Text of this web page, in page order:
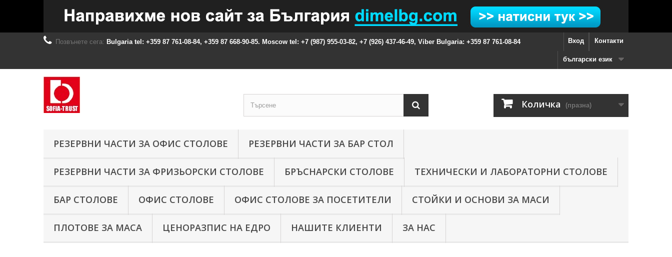
Контакти
Позвънете сега: Bulgaria tel: +359 87 761-08-84, +359 87 668-90-85. Moscow tel: +7 (987) 955-03-82, +7 (926) 437-46-49, Viber Bulgaria: +359 87 761-08-84 Вход
български език
Количка (празна)
РЕЗЕРВНИ ЧАСТИ ЗА ОФИС СТОЛОВЕ РЕЗЕРВНИ ЧАСТИ ЗА БАР СТОЛ
РЕЗЕРВНИ ЧАСТИ ЗА ФРИЗЬОРСКИ СТОЛОВЕ БРЪСНАРСКИ СТОЛОВЕ ТЕХНИЧЕСКИ И ЛАБОРАТОРНИ СТОЛОВЕ
БАР СТОЛОВЕ ОФИС СТОЛОВЕ ОФИС СТОЛОВЕ ЗА ПОСЕТИТЕЛИ СТОЙКИ И ОСНОВИ ЗА МАСИ
ПЛОТОВЕ ЗА МАСА ЦЕНОРАЗПИС НА ЕДРО НАШИТЕ КЛИЕНТИ ЗА НАС